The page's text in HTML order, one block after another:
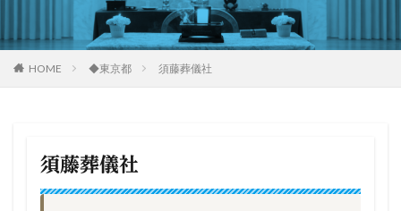
HOME ◆東京都 須藤葬儀社
須藤葬儀社